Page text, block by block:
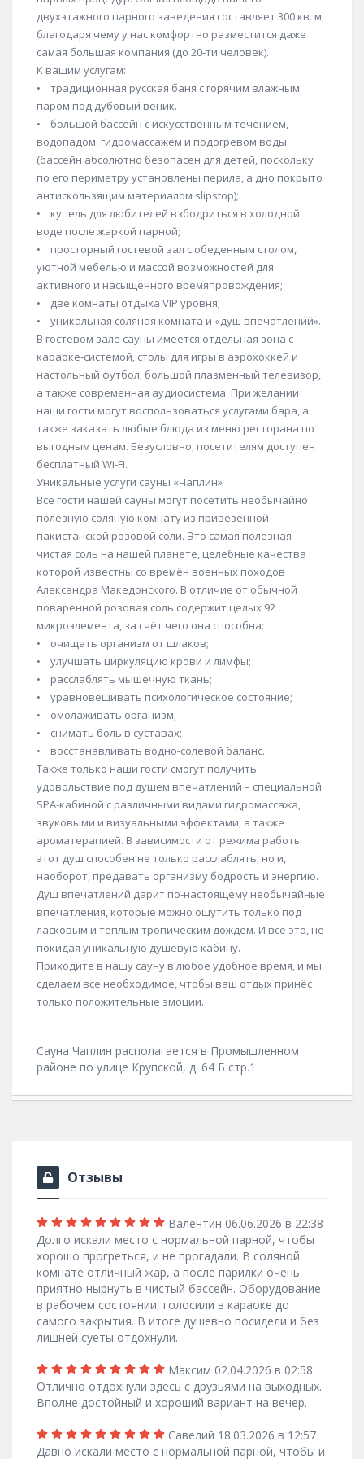
двухэтажного парного заведения составляет 300 кв. м,
благодаря чему у нас комфортно разместится даже
самая большая компания (до 20-ти человек).
К вашим услугам:
• традиционная русская баня с горячим влажным
паром под дубовый веник.
• большой бассейн с искусственным течением,
водопадом, гидромассажем и подогревом воды
(бассейн абсолютно безопасен для детей, поскольку
по его периметру установлены перила, а дно покрыто
антискользящим материалом slipstop);
• купель для любителей взбодриться в холодной
воде после жаркой парной;
• просторный гостевой зал с обеденным столом,
уютной мебелью и массой возможностей для
активного и насыщенного времяпровождения;
• две комнаты отдыха VIP уровня;
• уникальная соляная комната и «душ впечатлений».
В гостевом зале сауны имеется отдельная зона с
караоке-системой, столы для игры в аэрохоккей и
настольный футбол, большой плазменный телевизор,
а также современная аудиосистема. При желании
наши гости могут воспользоваться услугами бара, а
также заказать любые блюда из меню ресторана по
выгодным ценам. Безусловно, посетителям доступен
бесплатный Wi-Fi.
Уникальные услуги сауны «Чаплин»
Все гости нашей сауны могут посетить необычайно
полезную соляную комнату из привезенной
пакистанской розовой соли. Это самая полезная
чистая соль на нашей планете, целебные качества
которой известны со времён военных походов
Александра Македонского. В отличие от обычной
поваренной розовая соль содержит целых 92
микроэлемента, за счёт чего она способна:
• очищать организм от шлаков;
• улучшать циркуляцию крови и лимфы;
• расслаблять мышечную ткань;
• уравновешивать психологическое состояние;
• омолаживать организм;
• снимать боль в суставах;
• восстанавливать водно-солевой баланс.
Также только наши гости смогут получить
удовольствие под душем впечатлений – специальной
SPA-кабиной с различными видами гидромассажа,
звуковыми и визуальными эффектами, а также
ароматерапией. В зависимости от режима работы
этот душ способен не только расслаблять, но и,
наоборот, предавать организму бодрость и энергию.
Душ впечатлений дарит по-настоящему необычайные
впечатления, которые можно ощутить только под
ласковым и тёплым тропическим дождем. И все это, не
покидая уникальную душевую кабину.
Приходите в нашу сауну в любое удобное время, и мы
сделаем все необходимое, чтобы ваш отдых принёс
только положительные эмоции.
Сауна Чаплин располагается в Промышленном
районе по улице Крупской, д. 64 Б стр.1
Отзывы
Валентин 06.06.2026 в 22:38
Долго искали место с нормальной парной, чтобы
хорошо прогреться, и не прогадали. В соляной
комнате отличный жар, а после парилки очень
приятно нырнуть в чистый бассейн. Оборудование
в рабочем состоянии, голосили в караоке до
самого закрытия. В итоге душевно посидели и без
лишней суеты отдохнули.
Максим 02.04.2026 в 02:58
Отлично отдохнули здесь с друзьями на выходных.
Вполне достойный и хороший вариант на вечер.
Савелий 18.03.2026 в 12:57
Давно искали место с нормальной парной, чтобы и